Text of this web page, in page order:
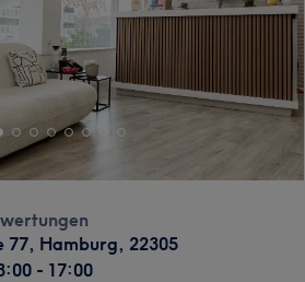
77, Hamburg, 22305
- 17:00